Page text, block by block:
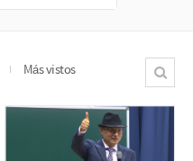
Más vistos